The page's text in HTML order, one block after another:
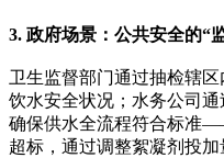
3. 政府场景：公共安全的“
卫生监督部门通过抽检辖
饮水安全状况；水务公司
确保供水全流程符合标准
超标，通过调整絮凝剂投加